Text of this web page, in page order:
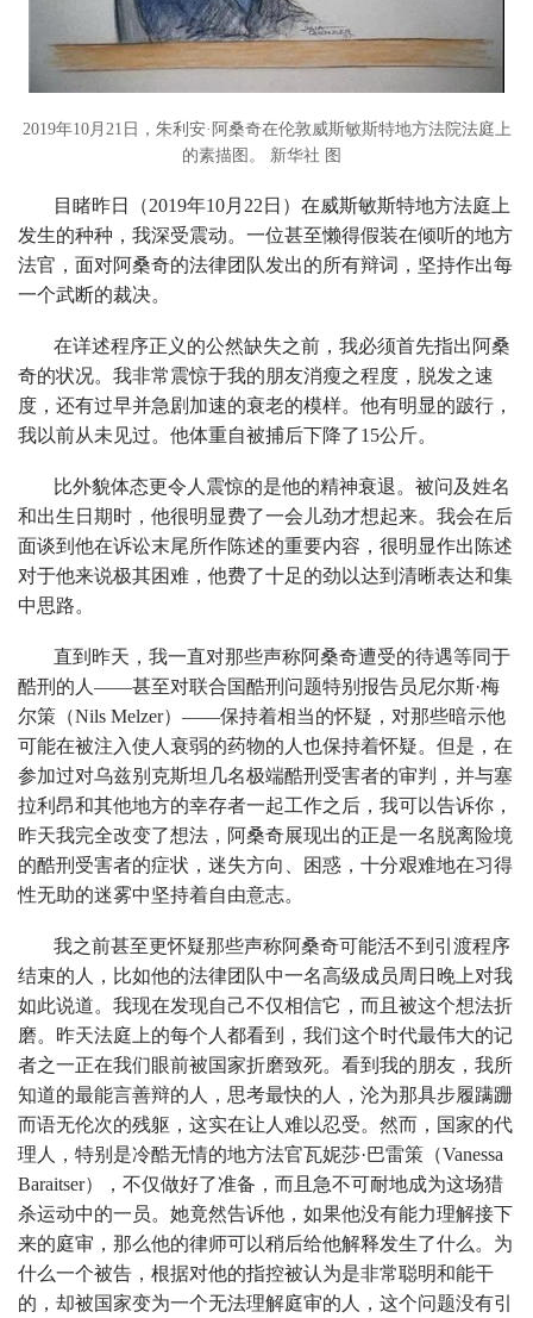
2019年10月21日，朱利安·阿桑奇在伦敦威斯敏斯特地方法院法庭上
的素描图。 新华社 图
目睹昨日（2019年10月22日）在威斯敏斯特地方法庭上
发生的种种，我深受震动。一位甚至懒得假装在倾听的地方
法官，面对阿桑奇的法律团队发出的所有辩词，坚持作出每
一个武断的裁决。
在详述程序正义的公然缺失之前，我必须首先指出阿桑
奇的状况。我非常震惊于我的朋友消瘦之程度，脱发之速
度，还有过早并急剧加速的衰老的模样。他有明显的跛行，
我以前从未见过。他体重自被捕后下降了15公斤。
比外貌体态更令人震惊的是他的精神衰退。被问及姓名
和出生日期时，他很明显费了一会儿劲才想起来。我会在后
面谈到他在诉讼末尾所作陈述的重要内容，很明显作出陈述
对于他来说极其困难，他费了十足的劲以达到清晰表达和集
中思路。
直到昨天，我一直对那些声称阿桑奇遭受的待遇等同于
酷刑的人——甚至对联合国酷刑问题特别报告员尼尔斯·梅
尔策（Nils Melzer）——保持着相当的怀疑，对那些暗示他
可能在被注入使人衰弱的药物的人也保持着怀疑。但是，在
参加过对乌兹别克斯坦几名极端酷刑受害者的审判，并与塞
拉利昂和其他地方的幸存者一起工作之后，我可以告诉你，
昨天我完全改变了想法，阿桑奇展现出的正是一名脱离险境
的酷刑受害者的症状，迷失方向、困惑，十分艰难地在习得
性无助的迷雾中坚持着自由意志。
我之前甚至更怀疑那些声称阿桑奇可能活不到引渡程序
结束的人，比如他的法律团队中一名高级成员周日晚上对我
如此说道。我现在发现自己不仅相信它，而且被这个想法折
磨。昨天法庭上的每个人都看到，我们这个时代最伟大的记
者之一正在我们眼前被国家折磨致死。看到我的朋友，我所
知道的最能言善辩的人，思考最快的人，沦为那具步履蹒跚
而语无伦次的残躯，这实在让人难以忍受。然而，国家的代
理人，特别是冷酷无情的地方法官瓦妮莎·巴雷策（Vanessa
Baraitser），不仅做好了准备，而且急不可耐地成为这场猎
杀运动中的一员。她竟然告诉他，如果他没有能力理解接下
来的庭审，那么他的律师可以稍后给他解释发生了什么。为
什么一个被告，根据对他的指控被认为是非常聪明和能干
的，却被国家变为一个无法理解庭审的人，这个问题没有引